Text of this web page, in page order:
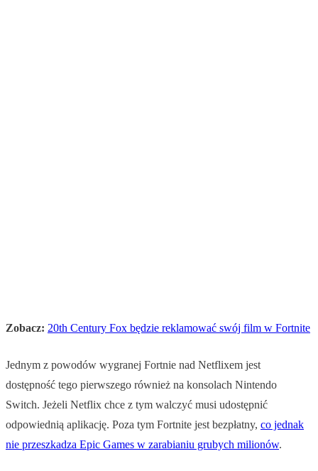
Zobacz: 20th Century Fox będzie reklamować swój film w Fortnite
Jednym z powodów wygranej Fortnie nad Netflixem jest
dostępność tego pierwszego również na konsolach Nintendo
Switch. Jeżeli Netflix chce z tym walczyć musi udostępnić
odpowiednią aplikację. Poza tym Fortnite jest bezpłatny, co jednak
nie przeszkadza Epic Games w zarabianiu grubych milionów.